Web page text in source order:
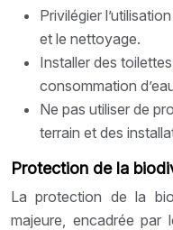
Privilégier
et le nettoyage.
Installer des
consommation
Ne pas utiliser de
terrain et des
Protection de la
La protection de la
majeure, encadrée par